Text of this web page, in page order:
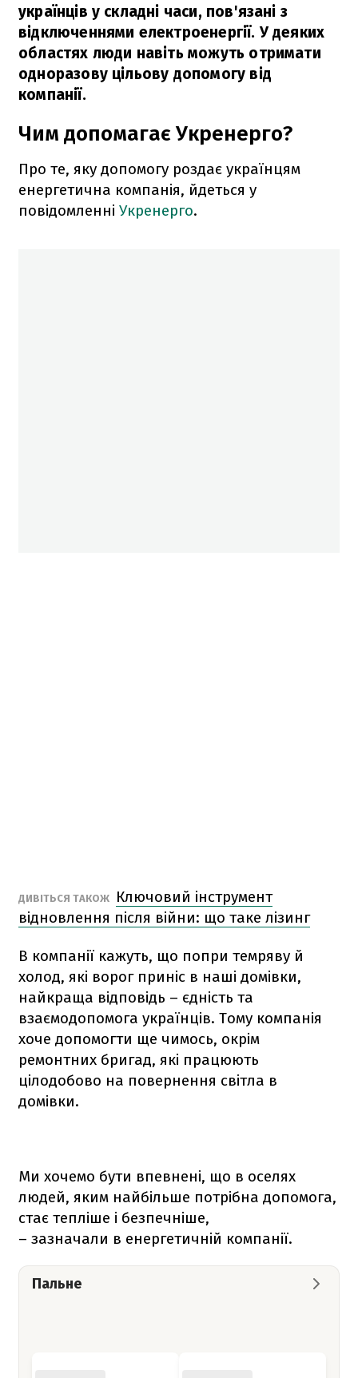
українців у складні часи, пов'язані з
відключеннями електроенергії. У деяких
областях люди навіть можуть отримати
одноразову цільову допомогу від
компанії.
Чим допомагає Укренерго?
Про те, яку допомогу роздає українцям
енергетична компанія, йдеться у
повідомленні Укренерго.
ДИВІТЬСЯ ТАКОЖ
Ключовий інструмент
відновлення після війни: що таке лізинг
В компанії кажуть, що попри темряву й
холод, які ворог приніс в наші домівки,
найкраща відповідь – єдність та
взаємодопомога українців. Тому компанія
хоче допомогти ще чимось, окрім
ремонтних бригад, які працюють
цілодобово на повернення світла в
домівки.
Ми хочемо бути впевнені, що в оселях
людей, яким найбільше потрібна допомога,
стає тепліше і безпечніше,
– зазначали в енергетичній компанії.
Пальне